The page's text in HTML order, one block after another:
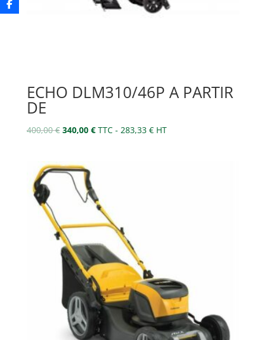
ECHO DLM310/46P A PARTIR
DE
400,00€ Le
était :
400,00 €.
340,00 €Le
TTC - 283,33 €HT